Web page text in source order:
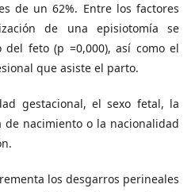
de un 62%. Entre los factores
de una episiotomía se
feto (p =0,000), así como el
que asiste el parto.
gestacional, el sexo fetal, la
nacimiento o la nacionalidad
los desgarros perineales